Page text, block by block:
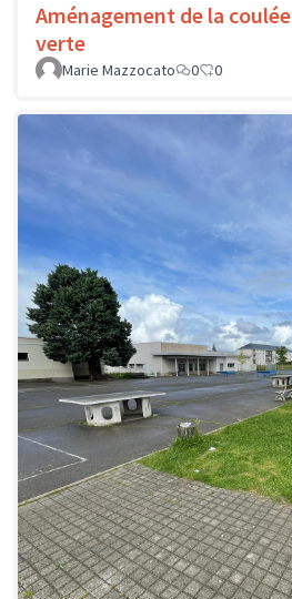
Aménagement de la coulée
verte
Marie Mazzocato
0 0